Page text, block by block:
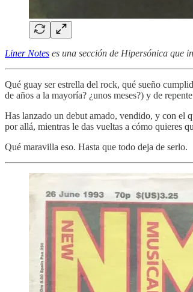
Liner Notes es una sección de Hipersónica que
Qué guay ser estrella del rock, qué sueño
de años a la mayoría? ¿unos meses?) y de
Has lanzado un debut amado, vendido, y con el
por allá, mientras le das vueltas a cómo quieres
Qué maravilla eso. Hasta que todo deja de serlo.